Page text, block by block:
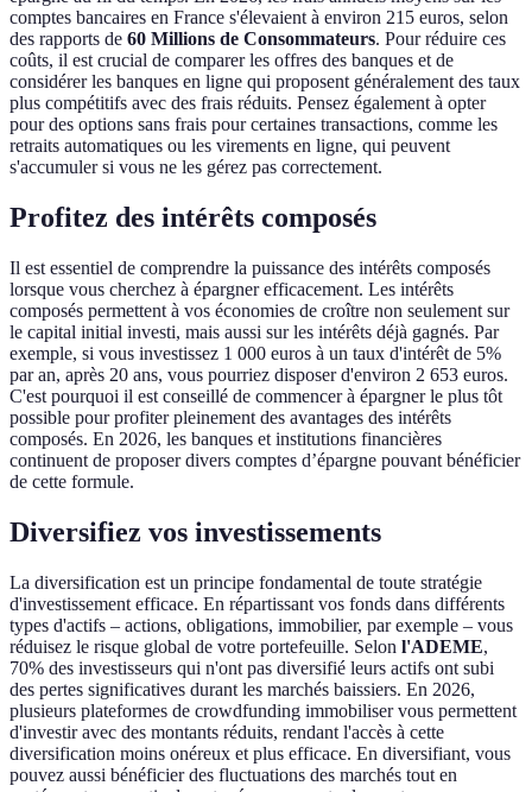
comptes bancaires en France s'élevaient à environ 215 euros, selon
des rapports de 60 Millions de Consommateurs. Pour réduire ces
coûts, il est crucial de comparer les offres des banques et de
considérer les banques en ligne qui proposent généralement des taux
plus compétitifs avec des frais réduits. Pensez également à opter
pour des options sans frais pour certaines transactions, comme les
retraits automatiques ou les virements en ligne, qui peuvent
s'accumuler si vous ne les gérez pas correctement.
Profitez des intérêts composés
Il est essentiel de comprendre la puissance des intérêts composés
lorsque vous cherchez à épargner efficacement. Les intérêts
composés permettent à vos économies de croître non seulement sur
le capital initial investi, mais aussi sur les intérêts déjà gagnés. Par
exemple, si vous investissez 1 000 euros à un taux d'intérêt de 5%
par an, après 20 ans, vous pourriez disposer d'environ 2 653 euros.
C'est pourquoi il est conseillé de commencer à épargner le plus tôt
possible pour profiter pleinement des avantages des intérêts
composés. En 2026, les banques et institutions financières
continuent de proposer divers comptes d’épargne pouvant bénéficier
de cette formule.
Diversifiez vos investissements
La diversification est un principe fondamental de toute stratégie
d'investissement efficace. En répartissant vos fonds dans différents
types d'actifs – actions, obligations, immobilier, par exemple – vous
réduisez le risque global de votre portefeuille. Selon l'ADEME,
70% des investisseurs qui n'ont pas diversifié leurs actifs ont subi
des pertes significatives durant les marchés baissiers. En 2026,
plusieurs plateformes de crowdfunding immobiliser vous permettent
d'investir avec des montants réduits, rendant l'accès à cette
diversification moins onéreux et plus efficace. En diversifiant, vous
pouvez aussi bénéficier des fluctuations des marchés tout en